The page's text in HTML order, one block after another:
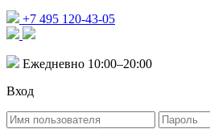
+7 495 120-43-05
Ежедневно 10:00–20:00
Вход